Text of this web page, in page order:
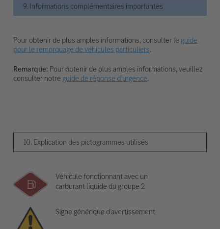
9. Informations complémentaires importantes
Pour obtenir de plus amples informations, consulter le guide
pour le remorquage de véhicules particuliers.
Remarque: Pour obtenir de plus amples informations, veuillez
consulter notre guide de réponse d’urgence.
10. Explication des pictogrammes utilisés
Véhicule fonctionnant avec un
carburant liquide du groupe 2
Signe générique d’avertissement